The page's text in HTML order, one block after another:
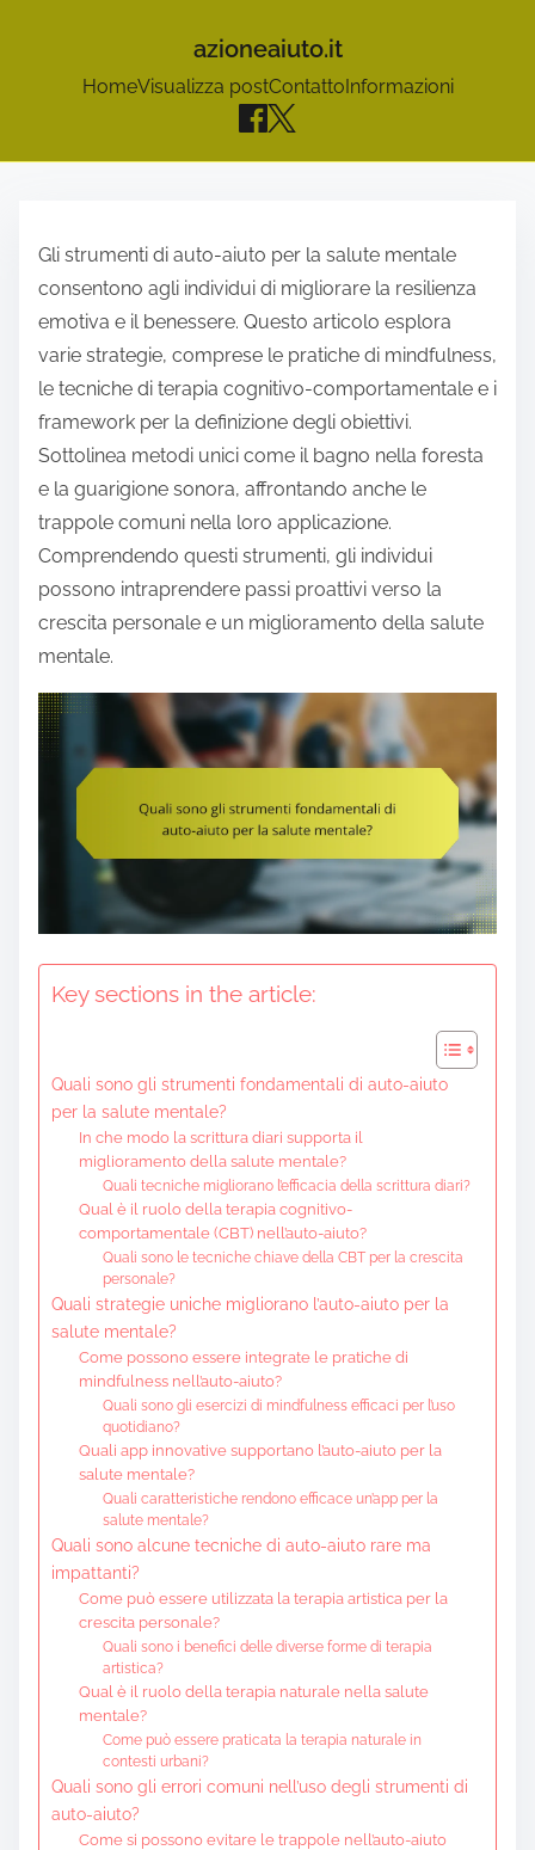
azioneaiuto.it
HomeVisualizza postContattoInformazioni
Gli strumenti di auto-aiuto per la salute mentale
consentono agli individui di migliorare la resilienza
emotiva e il benessere. Questo articolo esplora
varie strategie, comprese le pratiche di mindfulness,
le tecniche di terapia cognitivo-comportamentale e i
framework per la definizione degli obiettivi.
Sottolinea metodi unici come il bagno nella foresta
e la guarigione sonora, affrontando anche le
trappole comuni nella loro applicazione.
Comprendendo questi strumenti, gli individui
possono intraprendere passi proattivi verso la
crescita personale e un miglioramento della salute
mentale.
Key sections in the article:
Quali sono gli strumenti fondamentali di auto-aiuto
per la salute mentale?
In che modo la scrittura diari supporta il
miglioramento della salute mentale?
Quali tecniche migliorano l’efficacia della scrittura diari?
Qual è il ruolo della terapia cognitivo-
comportamentale (CBT) nell’auto-aiuto?
Quali sono le tecniche chiave della CBT per la crescita
personale?
Quali strategie uniche migliorano l’auto-aiuto per la
salute mentale?
Come possono essere integrate le pratiche di
mindfulness nell’auto-aiuto?
Quali sono gli esercizi di mindfulness efficaci per l’uso
quotidiano?
Quali app innovative supportano l’auto-aiuto per la
salute mentale?
Quali caratteristiche rendono efficace un’app per la
salute mentale?
Quali sono alcune tecniche di auto-aiuto rare ma
impattanti?
Come può essere utilizzata la terapia artistica per la
crescita personale?
Quali sono i benefici delle diverse forme di terapia
artistica?
Qual è il ruolo della terapia naturale nella salute
mentale?
Come può essere praticata la terapia naturale in
contesti urbani?
Quali sono gli errori comuni nell’uso degli strumenti di
auto-aiuto?
Come si possono evitare le trappole nell’auto-aiuto